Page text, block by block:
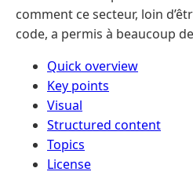
comment ce secteur, loin
code, a permis à beaucoup
Quick overview
Key points
Visual
Structured content
Topics
License